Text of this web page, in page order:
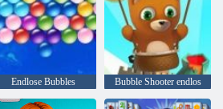
Endlose Bubbles Bubble Shooter endlos